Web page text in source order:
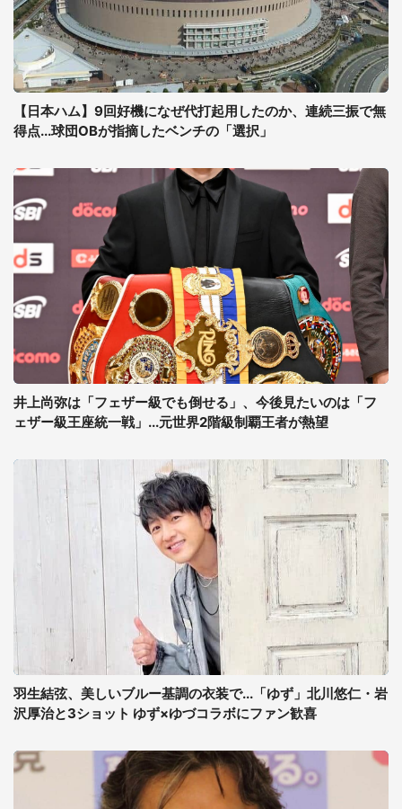
【日本ハム】9回好機になぜ代打起用したのか、連続三振で無
得点...球団OBが指摘したベンチの「選択」
井上尚弥は「フェザー級でも倒せる」、今後見たいのは「フ
ェザー級王座統一戦」...元世界2階級制覇王者が熱望
羽生結弦、美しいブルー基調の衣装で...「ゆず」北川悠仁・岩
沢厚治と3ショット ゆず×ゆづコラボにファン歓喜